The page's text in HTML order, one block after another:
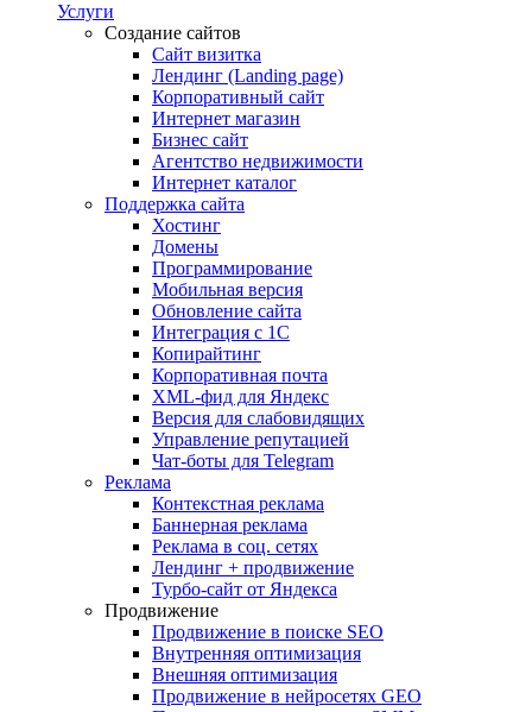
Услуги
Создание сайтов
Сайт визитка
Лендинг (Landing page)
Корпоративный сайт
Интернет магазин
Бизнес сайт
Агентство недвижимости
Интернет каталог
Поддержка сайта
Хостинг
Домены
Программирование
Мобильная версия
Обновление сайта
Интеграция с 1С
Копирайтинг
Корпоративная почта
XML-фид для Яндекс
Версия для слабовидящих
Управление репутацией
Чат-боты для Telegram
Реклама
Контекстная реклама
Баннерная реклама
Реклама в соц. сетях
Лендинг + продвижение
Турбо-сайт от Яндекса
Продвижение
Продвижение в поиске SEO
Внутренняя оптимизация
Внешняя оптимизация
Продвижение в нейросетях GEO